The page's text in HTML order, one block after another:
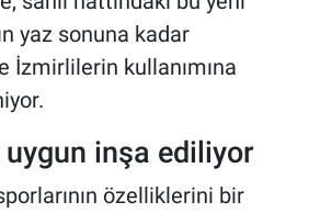
yaz sonuna kadar
İzmirlilerin kullanımına
inşa ediliyor
özelliklerini bir